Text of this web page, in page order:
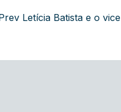
Letícia Batista e o